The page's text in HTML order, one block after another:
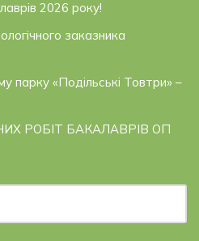
2026 року!
заказника
парку «Подільські Товтри» –
РОБІТ БАКАЛАВРІВ ОП